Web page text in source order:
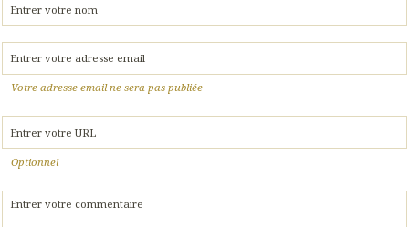
Votre adresse email ne sera pas publiée
Optionnel